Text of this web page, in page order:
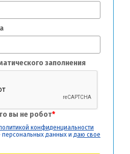
заполнения
вы не робот*
конфиденциальности
персональных данных и даю свое